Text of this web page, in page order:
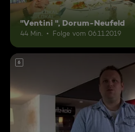
"Ventini ", Dorum-Neufeld
44 Min. Folge vom 06.11.2019
6